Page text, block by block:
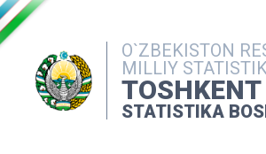
O`ZBEKISTON
MILLIY
STATISTIKA